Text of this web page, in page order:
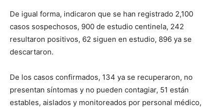
De igual forma, indicaron que se han registrado 2,100
casos sospechosos, 900 de estudio centinela, 242
resultaron positivos, 62 siguen en estudio, 896 ya se
descartaron.
De los casos confirmados, 134 ya se recuperaron, no
presentan síntomas y no pueden contagiar, 51 están
estables, aislados y monitoreados por personal médico,